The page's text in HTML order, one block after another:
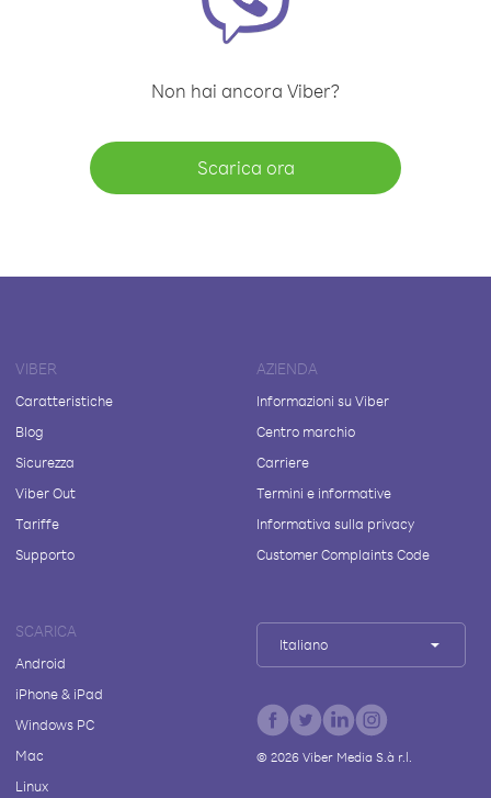
Non hai ancora Viber?
Scarica ora
VIBER
Caratteristiche
Blog
Sicurezza
Viber Out
Tariffe
Supporto
AZIENDA
Informazioni su Viber
Centro marchio
Carriere
Termini e informative
Informativa sulla privacy
Customer Complaints Code
SCARICA
Android
iPhone & iPad
Windows PC
Mac
Linux
Italiano
© 2026Viber Media S.à r.l.